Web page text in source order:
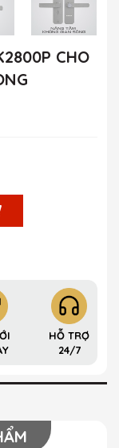
CHO
ở, nhà thuê, văn
HỖ TRỢ
24/7